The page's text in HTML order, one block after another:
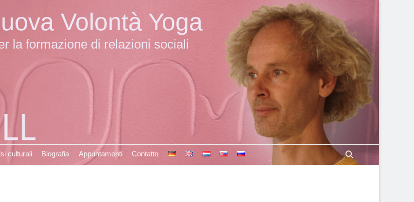
Volontà Yoga
la formazione di relazioni sociali
culturali Biografia Appuntamenti Contatto